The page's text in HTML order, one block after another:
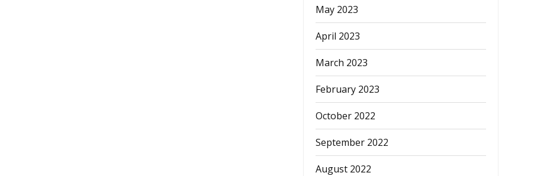
May 2023
April 2023
March 2023
February 2023
October 2022
September 2022
August 2022